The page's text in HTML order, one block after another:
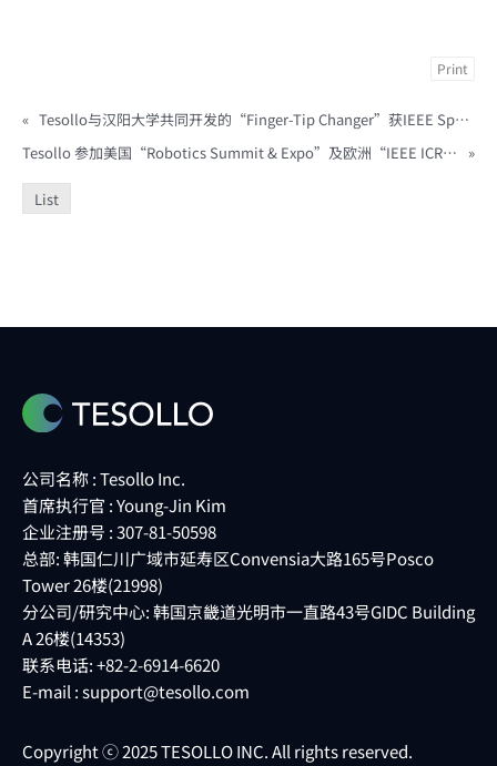
Print
«
Tesollo与汉阳大学共同开发的“Finger-Tip Changer”获IEEE Spectrum报道
Tesollo 参加美国“Robotics Summit & Expo”及欧洲“IEEE ICRA 2026”
»
List
公司名称 : Tesollo Inc.
首席执行官 : Young-Jin Kim
企业注册号 : 307-81-50598
总部: 韩国仁川广域市延寿区Convensia大路165号Posco
Tower 26楼(21998)
分公司/研究中心: 韩国京畿道光明市一直路43号GIDC Building
A 26楼(14353)
联系电话: +82-2-6914-6620
E-mail :support@tesollo.com
Copyright ⓒ 2025 TESOLLO INC. All rights reserved.